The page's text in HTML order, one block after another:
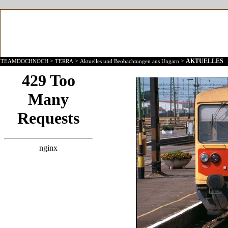
TEAMDOCHNOCH > TERRA > Aktuelles und Beobachtungen aus Ungarn > AKTUELLES